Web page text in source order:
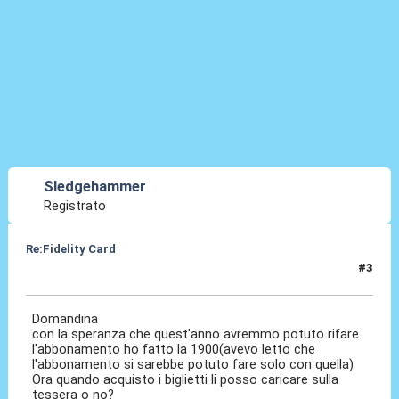
Sledgehammer
Registrato
Re:Fidelity Card
#3
Domandina
con la speranza che quest'anno avremmo potuto rifare
l'abbonamento ho fatto la 1900(avevo letto che
l'abbonamento si sarebbe potuto fare solo con quella)
Ora quando acquisto i biglietti li posso caricare sulla
tessera o no?